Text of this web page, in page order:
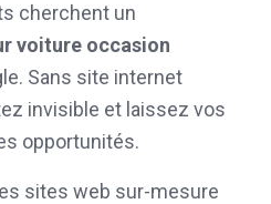
cherchent un
voiture occasion
Sans site internet
invisible et laissez vos
opportunités.
sites web sur-mesure